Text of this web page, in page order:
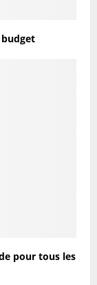
pour tous les